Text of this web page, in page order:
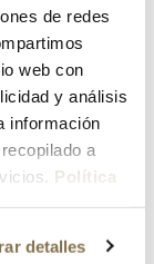
de redes
web con
y análisis
información
a
Política
detalles